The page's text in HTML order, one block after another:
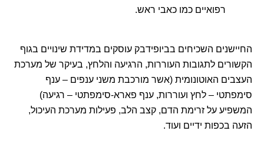
רפואיים כמו כאבי ראש.
החיישנים השכיחים בביופידבק עוסקים במדידת שינויים בגוף
הקשורים לתגובות העוררות, הרגיעה והלחץ, בעיקר של מערכת
העצבים האוטונומית (אשר מורכבת משני ענפים – ענף
סימפתטי – לחץ ועוררות, ענף פארא-סימפתטי – רגיעה)
המשפיע על זרימת הדם, קצב הלב, פעילות מערכת העיכול,
הזעה בכפות ידיים ועוד.